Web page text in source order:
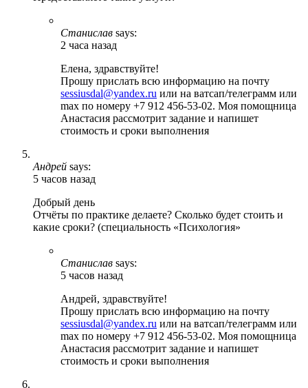
Станислав says:
2 часа назад
Елена, здравствуйте!
Прошу прислать всю информацию на почту
sessiusdal@yandex.ru или на ватсап/телеграмм или
max по номеру +7 912 456-53-02. Моя помощница
Анастасия рассмотрит задание и напишет
стоимость и сроки выполнения
Андрей says:
5 часов назад
Добрый день
Отчёты по практике делаете? Сколько будет стоить и
какие сроки? (специальность «Психология»
Станислав says:
5 часов назад
Андрей, здравствуйте!
Прошу прислать всю информацию на почту
sessiusdal@yandex.ru или на ватсап/телеграмм или
max по номеру +7 912 456-53-02. Моя помощница
Анастасия рассмотрит задание и напишет
стоимость и сроки выполнения